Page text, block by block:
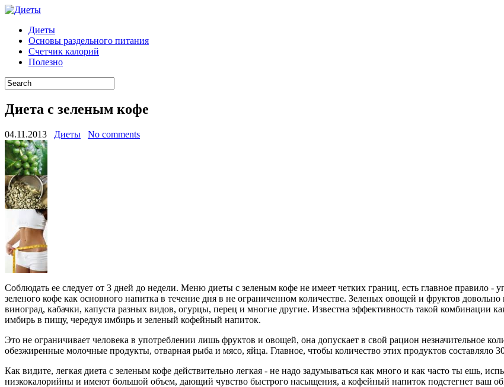
Диеты
Основы раздельного питания
Счетчик калорий
Полезно
Диета с зеленым кофе
04.11.2013 Диеты No comments
Соблюдать ее следует от 3 дней до недели. Меню диеты с зеленым кофе не имеет четких границ, есть главное правило
зеленого кофе как основного напитка в течение дня в не ограниченном количестве. Зеленых овощей и фруктов
виноград, кабачки, капуста разных видов, огурцы, перец и многие другие. Известна эффективность такой комбинации
имбирь в пищу, чередуя имбирь и зеленый кофейный напиток.
Это не ограничивает человека в употреблении лишь фруктов и овощей, она допускает в свой рацион незначительное
обезжиренные молочные продукты, отварная рыба и мясо, яйца. Главное, чтобы количество этих продуктов составляло
Как видите, легкая диета с зеленым кофе действительно легкая - не надо задумываться как много и как часто ты ешь,
низкокалорийны и имеют большой объем, дающий чувство быстрого насыщения, а кофейный напиток подстегнет ваш